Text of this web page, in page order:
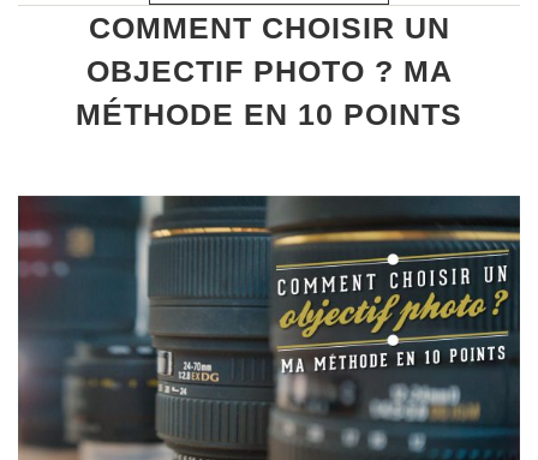
COMMENT CHOISIR UN
OBJECTIF PHOTO ? MA
MÉTHODE EN 10 POINTS